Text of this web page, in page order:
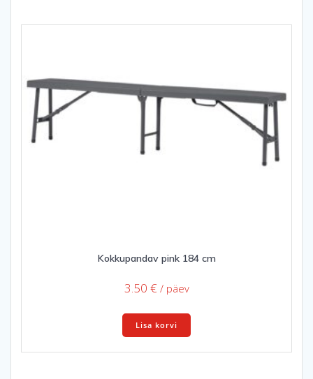
Kokkupandav pink 184 cm
3.50 € / päev
Lisa korvi